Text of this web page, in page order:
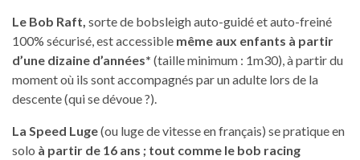
Le Bob Raft, sorte de bobsleigh auto-guidé et auto-freiné
100% sécurisé, est accessible même aux enfants à partir
d’une dizaine d’années* (taille minimum : 1m30), à partir du
moment où ils sont accompagnés par un adulte lors de la
descente (qui se dévoue ?).
La Speed Luge(ou luge de vitesse en français) se pratique en
solo à partir de 16 ans ; tout comme le bob racing